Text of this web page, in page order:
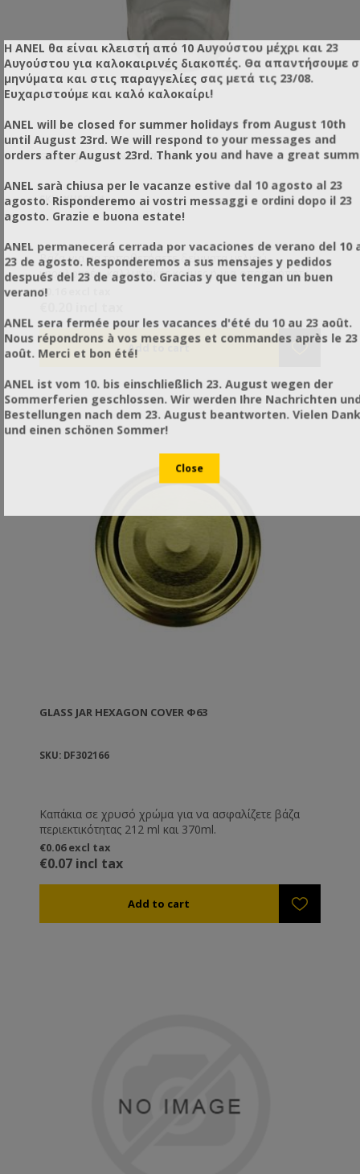
GLASS JAR ROUND 212ML Φ63
SKU: XH56041
Βάζα για να τοποθετήσετε δείγματα μελιού,
κηραλοιφές, καλλυντικές κρέμες ή για οποιαδήποτε
άλλη χρήση εσείς επιθυμείτε.
€0.16 excl tax
GLASS JAR HEXAGON COVER Φ63
SKU: DF302166
Καπάκια σε χρυσό χρώμα για να ασφαλίζετε βάζα
περιεκτικότητας 212 ml και 370ml.
€0.06 excl tax
€0.07 incl tax
Η ANEL θα είναι κλειστή από 10 Αυγούστου μέχρι και 23
Αυγούστου για καλοκαιρινές διακοπές. Θα απαντήσουμε
μηνύματα και στις παραγγελίες σας μετά τις 23/08.
Ευχαριστούμε και καλό καλοκαίρι!
ANEL will be closed for summer holidays from August 10th
until August 23rd. We will respond to your messages and
orders after August 23rd. Thank you and have a great
ANEL sarà chiusa per le vacanze estive dal 10 agosto al 23
agosto. Risponderemo ai vostri messaggi e ordini dopo il 23
agosto. Grazie e buona estate!
ANEL permanecerá cerrada por vacaciones de verano del 10
23 de agosto. Responderemos a sus mensajes y pedidos
después del 23 de agosto. Gracias y que tengan un buen
verano!
ANEL sera fermée pour les vacances d'été du 10 au 23 août.
Nous répondrons à vos messages et commandes après le 23
août. Merci et bon été!
ANEL ist vom 10. bis einschließlich 23. August wegen der
Sommerferien geschlossen. Wir werden Ihre Nachrichten
Bestellungen nach dem 23. August beantworten. Vielen Dank
und einen schönen Sommer!